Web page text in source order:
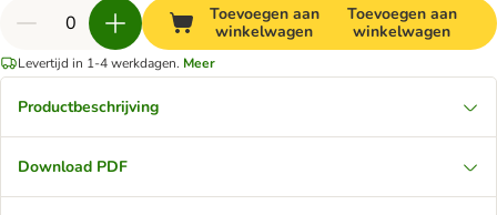
Toevoegen aan
winkelwagen
Toevoegen aan
winkelwagen
Levertijd in 1-4 werkdagen. Meer
Productbeschrijving
Download PDF